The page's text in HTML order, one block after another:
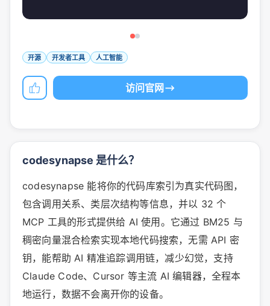
开源 开发者工具 人工智能
访问官网
codesynapse 是什么？
codesynapse 能将你的代码库索引为真实代码图，
包含调用关系、类层次结构等信息，并以 32 个
MCP 工具的形式提供给 AI 使用。它通过 BM25 与
稠密向量混合检索实现本地代码搜索，无需 API 密
钥，能帮助 AI 精准追踪调用链，减少幻觉，支持
Claude Code、Cursor 等主流 AI 编辑器，全程本
地运行，数据不会离开你的设备。